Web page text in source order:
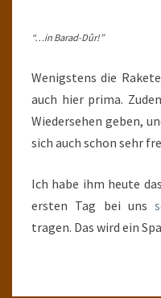
“…in Barad-Dûr!”
Wenigstens die
auch hier prima.
Wiedersehen geben,
sich auch schon sehr
Ich habe ihm heute
ersten Tag bei uns
tragen. Das wird ein